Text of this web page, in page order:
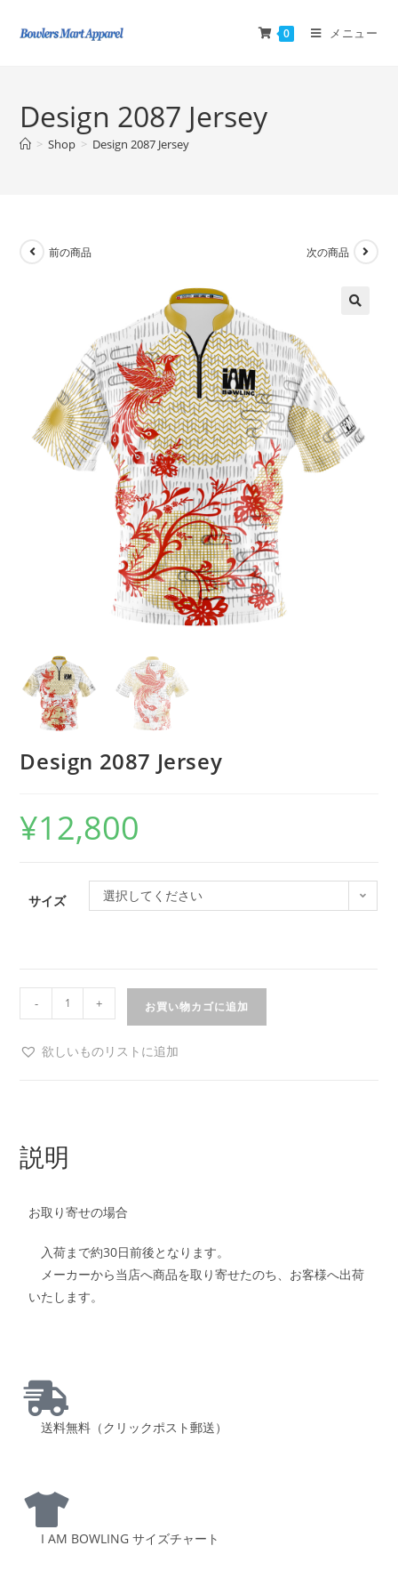
0 メニュー
Design 2087 Jersey
> Shop > Design 2087 Jersey
前の商品 次の商品
Design 2087 Jersey
¥12,800
サイズ 選択してください
- + お買い物カゴに追加
欲しいものリストに追加
説明
お取り寄せの場合
入荷まで約30日前後となります。
メーカーから当店へ商品を取り寄せたのち、お客様へ出荷
いたします。
送料無料（クリックポスト郵送）
I AM BOWLING サイズチャート